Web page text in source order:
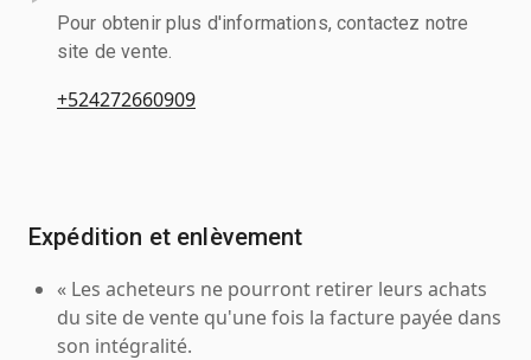
Pour obtenir plus d'informations, contactez notre
site de vente.
+524272660909
Expédition et enlèvement
« Les acheteurs ne pourront retirer leurs achats
du site de vente qu'une fois la facture payée dans
son intégralité.